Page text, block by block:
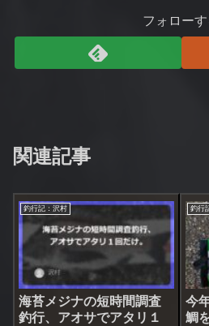
フォローす
関連記事
釣行記：沢村
海苔メジナの短時間調査
釣行、アオサでアタリ１
釣行
今
鯛